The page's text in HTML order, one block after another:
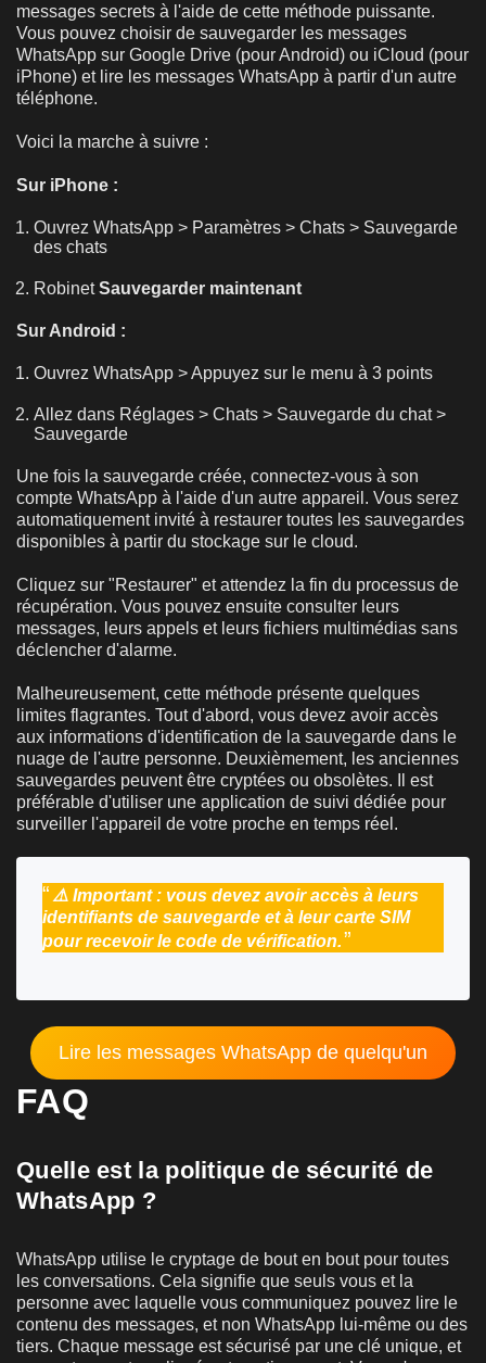
messages secrets à l'aide de cette méthode puissante.
Vous pouvez choisir de sauvegarder les messages
WhatsApp sur Google Drive (pour Android) ou iCloud (pour
iPhone) et lire les messages WhatsApp à partir d'un autre
téléphone.
Voici la marche à suivre :
Sur iPhone :
Ouvrez WhatsApp > Paramètres > Chats > Sauvegarde
des chats
RobinetSauvegarder maintenant
Sur Android :
Ouvrez WhatsApp > Appuyez sur le menu à 3 points
Allez dans Réglages > Chats > Sauvegarde du chat >
Sauvegarde
Une fois la sauvegarde créée, connectez-vous à son
compte WhatsApp à l'aide d'un autre appareil. Vous serez
automatiquement invité à restaurer toutes les sauvegardes
disponibles à partir du stockage sur le cloud.
Cliquez sur "Restaurer" et attendez la fin du processus de
récupération. Vous pouvez ensuite consulter leurs
messages, leurs appels et leurs fichiers multimédias sans
déclencher d'alarme.
Malheureusement, cette méthode présente quelques
limites flagrantes. Tout d'abord, vous devez avoir accès
aux informations d'identification de la sauvegarde dans le
nuage de l'autre personne. Deuxièmement, les anciennes
sauvegardes peuvent être cryptées ou obsolètes. Il est
préférable d'utiliser une application de suivi dédiée pour
surveiller l'appareil de votre proche en temps réel.
⚠️ Important : vous devez avoir accès à leurs
identifiants de sauvegarde et à leur carte SIM
pour recevoir le code de vérification.
Lire les messages WhatsApp de quelqu'un
FAQ
Quelle est la politique de sécurité de
WhatsApp ?
WhatsApp utilise le cryptage de bout en bout pour toutes
les conversations. Cela signifie que seuls vous et la
personne avec laquelle vous communiquez pouvez lire le
contenu des messages, et non WhatsApp lui-même ou des
tiers. Chaque message est sécurisé par une clé unique, et